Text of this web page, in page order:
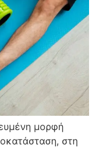
μορφή
στη